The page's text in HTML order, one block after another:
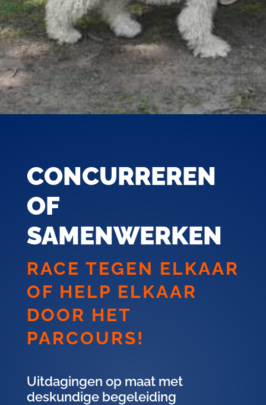
CONCURREREN
OF
SAMENWERKEN
RACE TEGEN ELKAAR
OF HELP ELKAAR
DOOR HET
PARCOURS!
Uitdagingen op maat met
deskundige begeleiding